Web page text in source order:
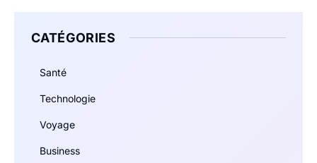
CATÉGORIES
Santé
Technologie
Voyage
Business